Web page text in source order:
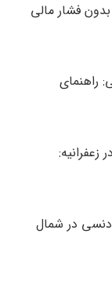
بدون فشار مالی
راهنمای
در شمال